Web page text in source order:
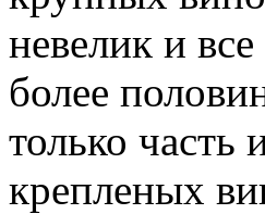
невелик и
более
только часть
крепленых